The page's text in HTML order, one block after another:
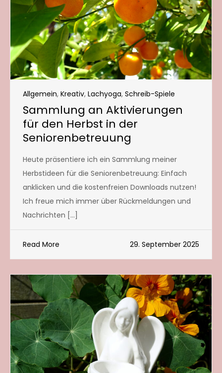
Allgemein, Kreativ, Lachyoga, Schreib-Spiele
Sammlung an Aktivierungen
für den Herbst in der
Seniorenbetreuung
Heute präsentiere ich ein Sammlung meiner
Herbstideen für die Seniorenbetreuung: Einfach
anklicken und die kostenfreien Downloads nutzen!
Ich freue mich immer über Rückmeldungen und
Nachrichten […]
Read More 29. September 2025